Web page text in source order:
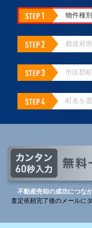
不動産売却の成功につな
査定依頼完了後のメールに